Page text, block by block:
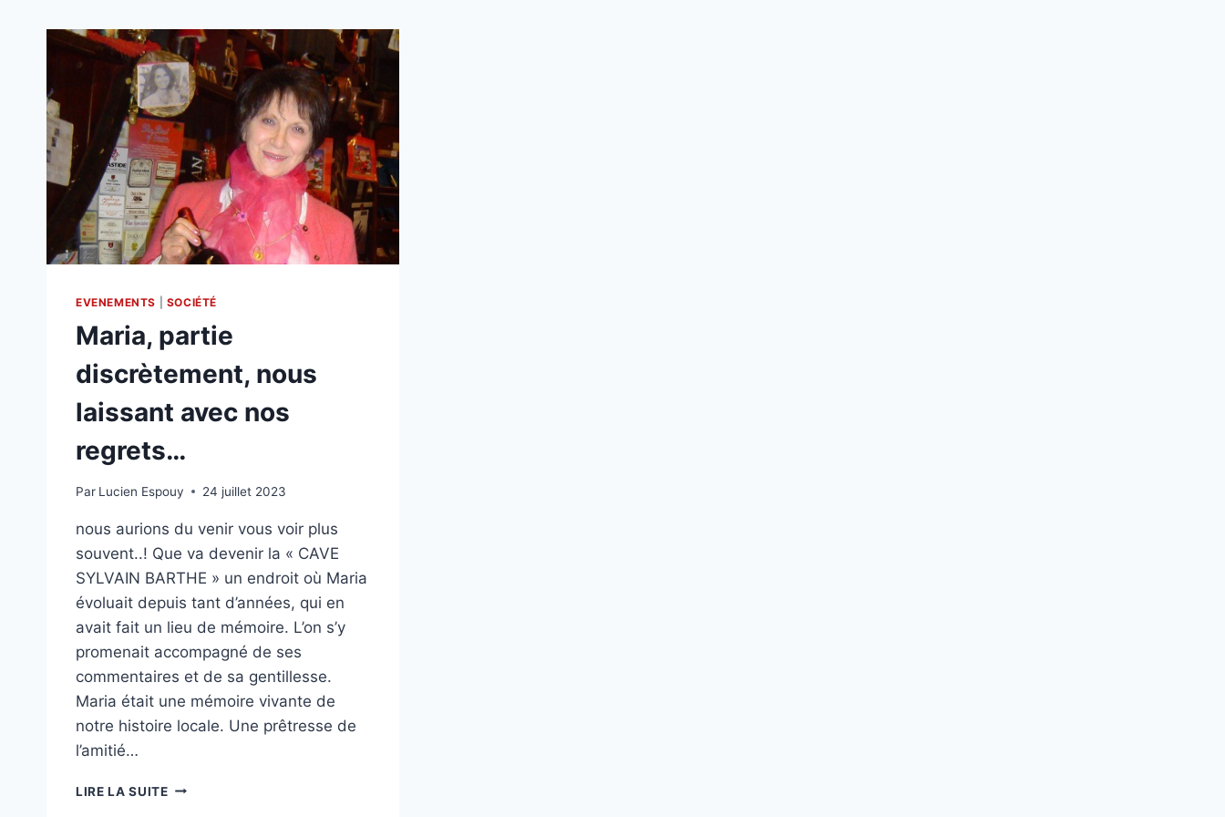
EVENEMENTS SOCIÉTÉ
Maria, partie
discrètement, nous
laissant avec nos
regrets…
Par Lucien Espouy 24 juillet 2023
nous aurions du venir vous voir plus
souvent..! Que va devenir la « CAVE
SYLVAIN BARTHE » un endroit où Maria
évoluait depuis tant d’années, qui en
avait fait un lieu de mémoire. L’on s’y
promenait accompagné de ses
commentaires et de sa gentillesse.
Maria était une mémoire vivante de
notre histoire locale. Une prêtresse de
l’amitié…
LIRE LA SUITEMARIA,